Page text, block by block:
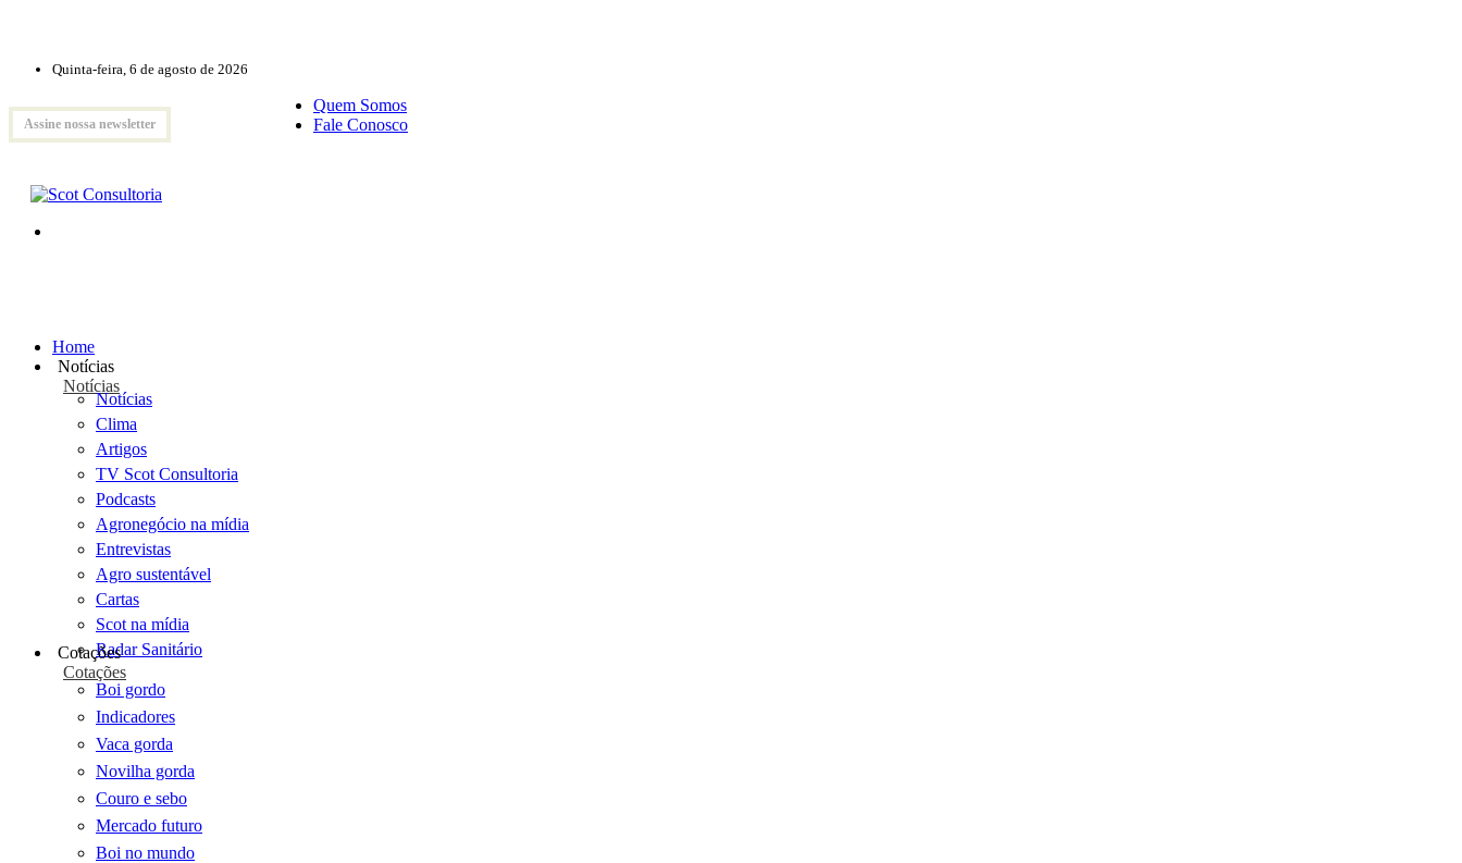
Quinta-feira, 6 de agosto de 2026
Assine nossa newsletter
Quem Somos
Fale Conosco
Home
Notícias
Notícias
Notícias
Clima
Artigos
TV Scot Consultoria
Podcasts
Agronegócio na mídia
Entrevistas
Agro sustentável
Cartas
Scot na mídia
Radar Sanitário
Cotações
Cotações
Boi gordo
Indicadores
Vaca gorda
Novilha gorda
Couro e sebo
Mercado futuro
Boi no mundo